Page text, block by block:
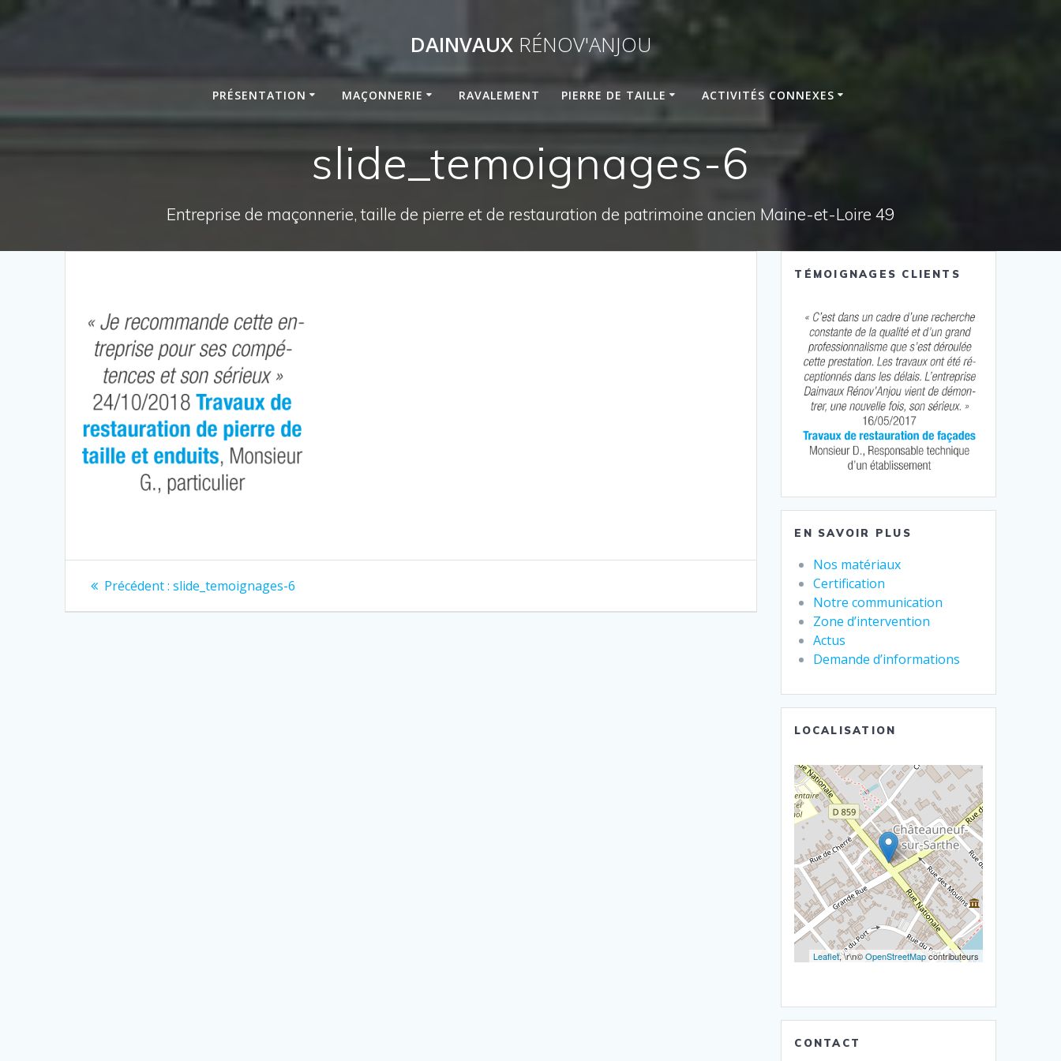
DAINVAUXRÉNOV'ANJOU
PRÉSENTATION MAÇONNERIE RAVALEMENT PIERRE DE TAILLE ACTIVITÉS CONNEXES
slide_temoignages-6
Entreprise de maçonnerie, taille de pierre et de restauration de patrimoine ancien Maine-et-Loire 49
Navigation
de
Précédent : Article
slide_temoignages-6
TÉMOIGNAGES CLIENTS
EN SAVOIR PLUS
Nos matériaux
Certification
Notre communication
Zone d’intervention
Actus
Demande d’informations
LOCALISATION
Leaflet, \r\n©OpenStreetMapcontributeurs
CONTACT